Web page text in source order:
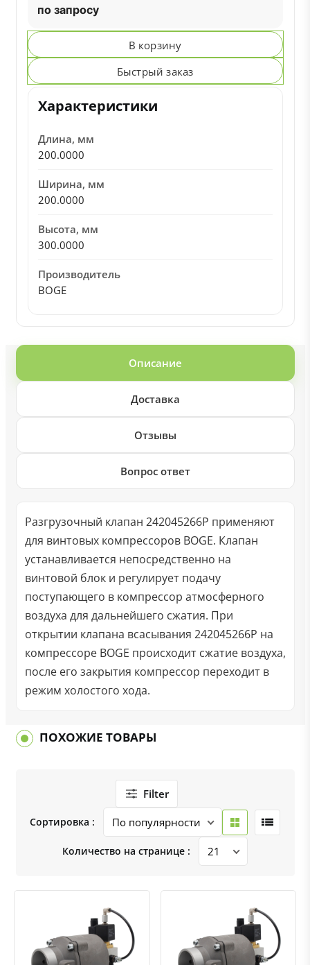
по запросу
В корзину
Быстрый заказ
Характеристики
Длина, мм
200.0000
Ширина, мм
200.0000
Высота, мм
300.0000
Производитель
BOGE
Описание
Доставка
Отзывы
Вопрос ответ
Разгрузочный клапан 242045266P применяют
для винтовых компрессоров BOGE. Клапан
устанавливается непосредственно на
винтовой блок и регулирует подачу
поступающего в компрессор атмосферного
воздуха для дальнейшего сжатия. При
открытии клапана всасывания 242045266P на
компрессоре BOGE происходит сжатие воздуха,
после его закрытия компрессор переходит в
режим холостого хода.
ПОХОЖИЕ ТОВАРЫ
Filter
Сортировка :
Количество на странице :